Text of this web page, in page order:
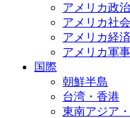
アメリカ政治
アメリカ社会
アメリカ経済
アメリカ軍事
国際
朝鮮半島
台湾・香港
東南アジア